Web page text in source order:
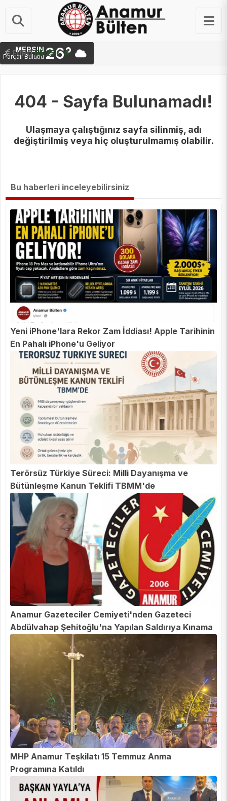
EURO 55.25 ₺
STERLIN 64.48 ₺
MERSIN
Parçalı Bulutlu 26°
404 - Sayfa Bulunamadı!
Ulaşmaya çalıştığınız sayfa silinmiş, adı
değiştirilmiş veya hiç oluşturulmamış olabilir.
Bu haberleri inceleyebilirsiniz
Yeni iPhone'lara Rekor Zam İddiası! Apple Tarihinin
En Pahalı iPhone'u Geliyor
Terörsüz Türkiye Süreci: Milli Dayanışma ve
Bütünleşme Kanun Teklifi TBMM'de
Anamur Gazeteciler Cemiyeti'nden Gazeteci
Abdülvahap Şehitoğlu'na Yapılan Saldırıya Kınama
MHP Anamur Teşkilatı 15 Temmuz Anma
Programına Katıldı